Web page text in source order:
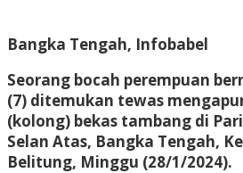
Bangka Tengah, Infobabel
Seorang bocah perempuan
(7) ditemukan tewas
(kolong) bekas tambang di
Selan Atas, Bangka Tengah,
Belitung, Minggu (28/1/2024).